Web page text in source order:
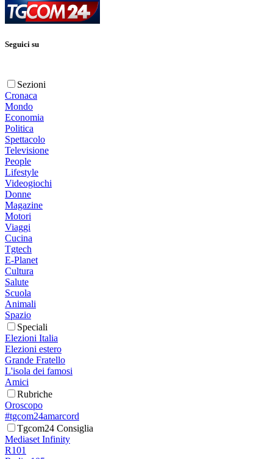
Seguici su
Sezioni
Cronaca
Mondo
Economia
Politica
Spettacolo
Televisione
People
Lifestyle
Videogiochi
Donne
Magazine
Motori
Viaggi
Cucina
Tgtech
E-Planet
Cultura
Salute
Scuola
Animali
Spazio
Speciali
Elezioni Italia
Elezioni estero
Grande Fratello
L'isola dei famosi
Amici
Rubriche
Oroscopo
#tgcom24amarcord
Tgcom24 Consiglia
Mediaset Infinity
R101